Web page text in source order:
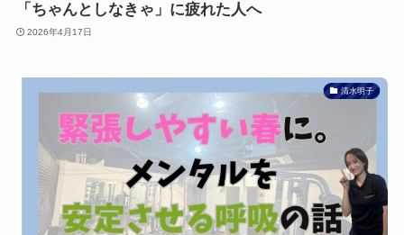
「ちゃんとしなきゃ」に疲れた人へ
2026年4月17日
清水明子